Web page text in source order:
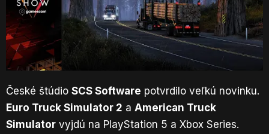
České štúdio SCS Software potvrdilo veľkú novinku.
Euro Truck Simulator 2 a American Truck
Simulator vyjdú na PlayStation 5 a Xbox Series.